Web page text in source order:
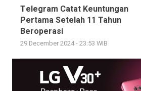
Telegram Catat Keuntungan
Pertama Setelah 11 Tahun
Beroperasi
29 December 2024 - 23:53 WIB